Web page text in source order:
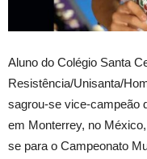
Aluno do Colégio Santa
Resistência/Unisanta/
sagrou-se vice-campeão
em Monterrey, no
se para o Campeonato